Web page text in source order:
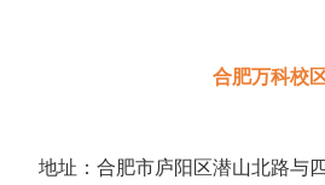
合肥万科校
地址：合肥市庐阳区潜山北路与